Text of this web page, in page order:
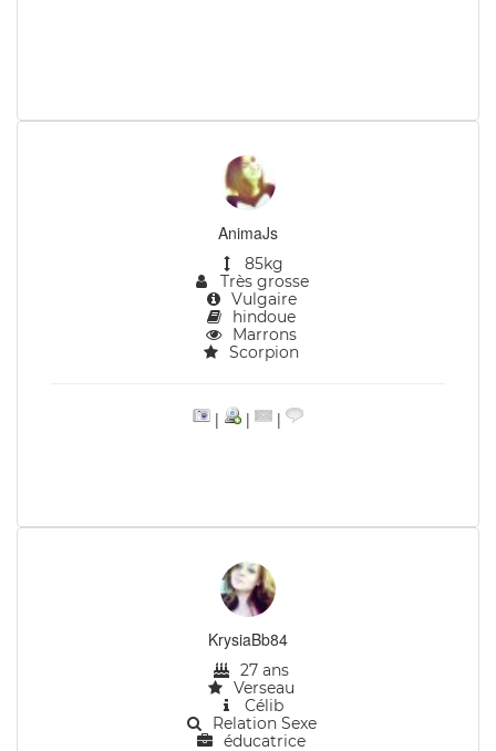
AnimaJs
85kg
Très grosse
Vulgaire
hindoue
Marrons
Scorpion
| | |
KrysiaBb84
27 ans
Verseau
Célib
Relation Sexe
éducatrice